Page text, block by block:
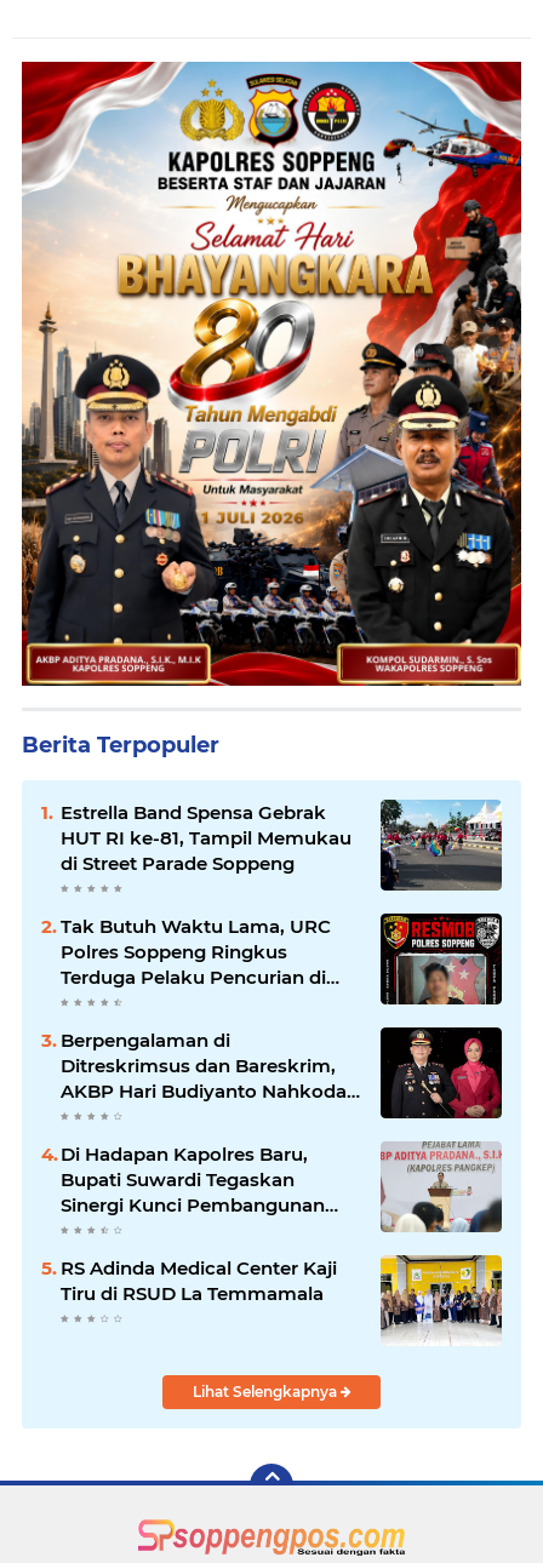
Berita Terpopuler
Estrella Band Spensa Gebrak
HUT RI ke-81, Tampil Memukau
di Street Parade Soppeng
Tak Butuh Waktu Lama, URC
Polres Soppeng Ringkus
Terduga Pelaku Pencurian di
Liliriaja
Berpengalaman di
Ditreskrimsus dan Bareskrim,
AKBP Hari Budiyanto Nahkodai
Polres Soppeng
Di Hadapan Kapolres Baru,
Bupati Suwardi Tegaskan
Sinergi Kunci Pembangunan
Soppeng
RS Adinda Medical Center Kaji
Tiru di RSUD La Temmamala
Lihat Selengkapnya